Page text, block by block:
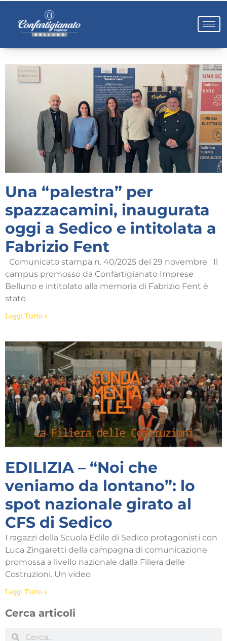
Una “palestra” per
spazzacamini, inaugurata
oggi a Sedico e intitolata a
Fabrizio Fent
Comunicato stampa n. 40/2025 del 29 novembre Il
campus promosso da Confartigianato Imprese
Belluno e intitolato alla memoria di Fabrizio Fent è
stato
Leggi Tutto »
EDILIZIA – “Noi che
veniamo da lontano”: lo
spot nazionale girato al
CFS di Sedico
I ragazzi della Scuola Edile di Sedico protagonisti con
Luca Zingaretti della campagna di comunicazione
promossa a livello nazionale dalla Filiera delle
Costruzioni. Un video
Leggi Tutto »
Cerca articoli